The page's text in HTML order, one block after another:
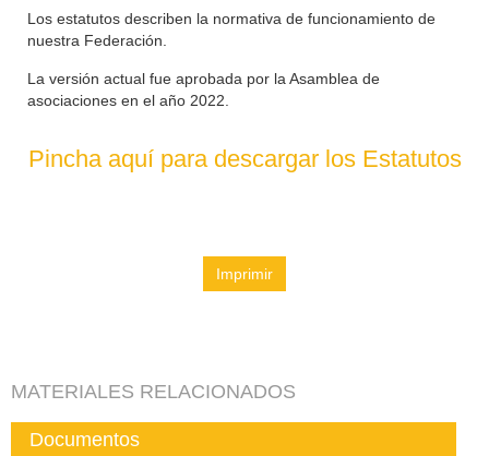
Los estatutos describen la normativa de funcionamiento de
nuestra Federación.
La versión actual fue aprobada por la Asamblea de
asociaciones en el año 2022.
Pincha aquí para descargar los Estatutos
Imprimir
MATERIALES RELACIONADOS
Documentos